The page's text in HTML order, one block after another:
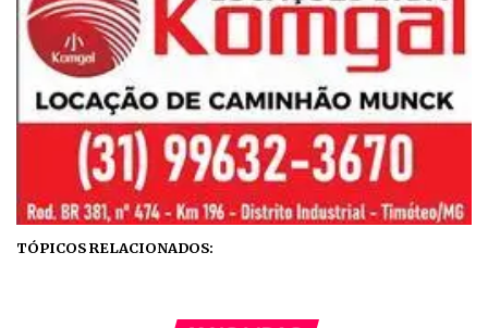
TÓPICOS RELACIONADOS: